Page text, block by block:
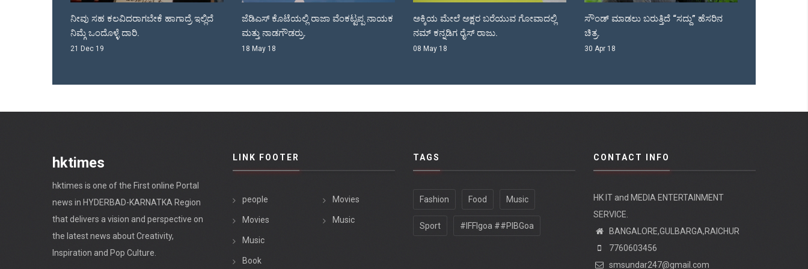
ಜೆಡಿಎಸ್ ಕೊಟೆಯಲ್ಲಿ ರಾಜಾ ವೆಂಕಟ್ಟಪ್ಪ ನಾಯಕ
ಮತ್ತು ನಾಡಗೌಡರ್ರು.
18 May 18
ಅಕ್ಕಿಯ ಮೇಲೆ ಅಕ್ಷರ ಬರೆಯುವ ಗೋವಾದಲ್ಲಿ
ನಮ್ ಕನ್ನಡಿಗ ರೈಸ್ ರಾಜು.
08 May 18
ಸೌಂಡ್ ಮಾಡಲು ಬರುತ್ತಿದೆ “ಸದ್ದು” ಹೆಸರಿನ
ಚಿತ್ರ.
30 Apr 18
ಹೆಚ್ ಡಿ ಕೆ ಮುಂದಿನ ಸರ್ಕಾರ...
05 Apr 18
hktimes
hktimes is one of the First online Portal
news in HYDERBAD-KARNATKA Region
that delivers a vision and perspective on
the latest news about Creativity,
Inspiration and Pop Culture.
LINK FOOTER
people
Movies
Music
Book
Movies
Music
TAGS
Fashion Food Music
Sport #IFFIgoa ##PIBGoa
CONTACT INFO
HK IT and MEDIA ENTERTAINMENT
SERVICE.
BANGALORE,GULBARGA,RAICHUR
7760603456
smsundar247@gmail.com